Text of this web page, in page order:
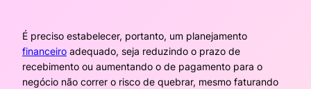
É preciso estabelecer, portanto, um planejamento
financeiro adequado, seja reduzindo o prazo de
recebimento ou aumentando o de pagamento para o
negócio não correr o risco de quebrar, mesmo faturando